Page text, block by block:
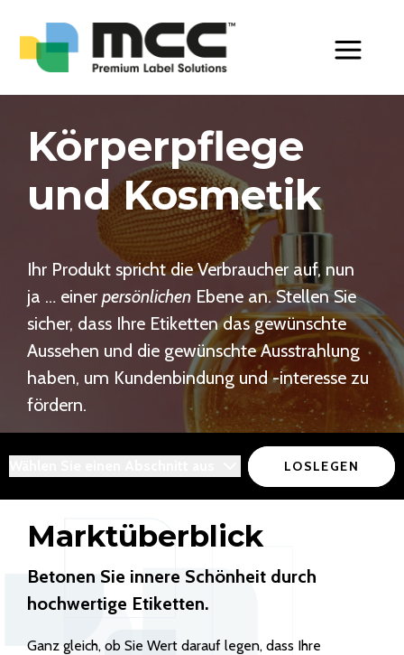
Körperpflege
und Kosmetik
Ihr Produkt spricht die Verbraucher auf, nun
ja … einer persönlichen Ebene an. Stellen Sie
sicher, dass Ihre Etiketten das gewünschte
Aussehen und die gewünschte Ausstrahlung
haben, um Kundenbindung und -interesse zu
fördern.
LOSLEGEN
Marktüberblick
Betonen Sie innere Schönheit durch
hochwertige Etiketten.
Ganz gleich, ob Sie Wert darauf legen, dass Ihre